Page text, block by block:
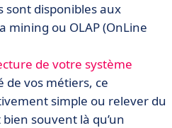
sont disponibles aux
mining ou OLAP (OnLine
de votre système
de vos métiers, ce
simple ou relever du
bien souvent là qu’un